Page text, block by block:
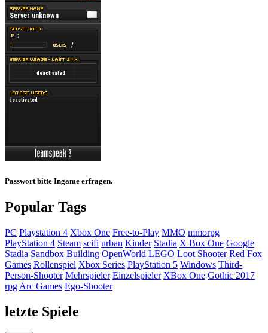
Passwort bitte Ingame erfragen.
Popular Tags
PC Playstation 4 Xbox One Free-to-Play MMO mmorpg
PlayStation 4 Steam scifi urban Kinder Stadia X Box One Google
Stadia Sandbox Building OpenWorld LEGO Loot Shooter Red Fox
Games Rollenspiel Xbox Series PlayStation 5 Windows Third-
Person-Shooter Mehrspieler Einzelspieler XBox One Gothic 2017
rpg Arc Games Ego-Shooter
letzte Spiele